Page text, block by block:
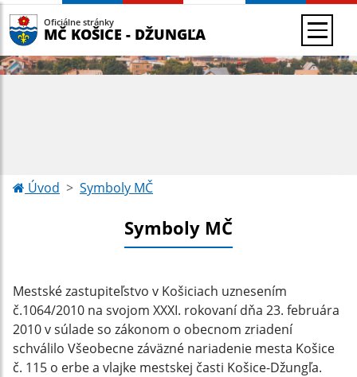
Oficiálne stránky
MČ KOŠICE - DŽUNGĽA
Úvod Symboly MČ
Symboly MČ
Mestské zastupiteľstvo v Košiciach uznesením
č.1064/2010 na svojom XXXI. rokovaní dňa 23. februára
2010 v súlade so zákonom o obecnom zriadení
schválilo Všeobecne záväzné nariadenie mesta Košice
č. 115 o erbe a vlajke mestskej časti Košice-Džungľa.